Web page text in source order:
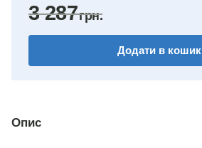
горіх
3 287
Додати в кошик
Опис